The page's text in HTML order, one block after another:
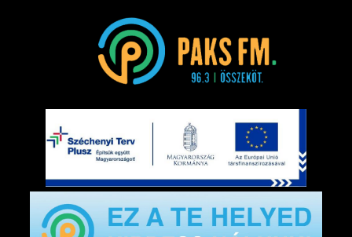
Paks FM